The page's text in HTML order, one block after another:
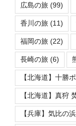
広島の旅 (99)
香川の旅 (11)
福岡の旅 (22)
長崎の旅 (6)
【北海道】十勝
【北海道】真狩
【兵庫】気比の